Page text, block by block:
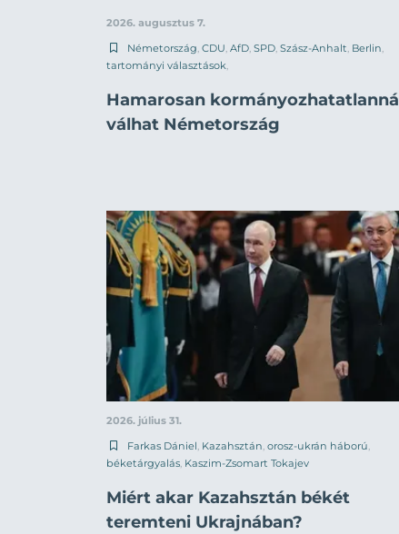
2026. augusztus 7.
Németország CDU AfD SPD Szász-Anhalt Berlin
tartományi választások
Hamarosan kormányozhatatlanná
válhat Németország
2026. július 31.
Farkas Dániel, Kazahsztán, orosz-ukrán háború,
béketárgyalás, Kaszim-Zsomart Tokajev
Miért akar Kazahsztán békét
teremteni Ukrajnában?